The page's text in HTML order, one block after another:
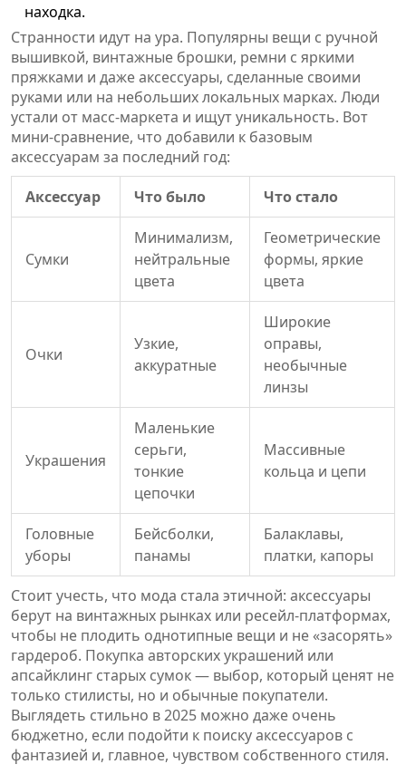
находка.
Странности идут на ура. Популярны вещи с ручной
вышивкой, винтажные брошки, ремни с яркими
пряжками и даже аксессуары, сделанные своими
руками или на небольших локальных марках. Люди
устали от масс-маркета и ищут уникальность. Вот
мини-сравнение, что добавили к базовым
аксессуарам за последний год:
Аксессуар
Что было Что стало
Сумки
Минимализм,
нейтральные
цвета
Геометрические
формы, яркие
цвета
Очки
Узкие,
аккуратные
Широкие
оправы,
необычные
линзы
Украшения
Маленькие
серьги,
тонкие
цепочки
Массивные
кольца и цепи
Головные
уборы
Бейсболки,
панамы
Балаклавы,
платки, капоры
Стоит учесть, что мода стала этичной: аксессуары
берут на винтажных рынках или ресейл-платформах,
чтобы не плодить однотипные вещи и не «засорять»
гардероб. Покупка авторских украшений или
апсайклинг старых сумок — выбор, который ценят не
только стилисты, но и обычные покупатели.
Выглядеть стильно в 2025 можно даже очень
бюджетно, если подойти к поиску аксессуаров с
фантазией и, главное, чувством собственного стиля.